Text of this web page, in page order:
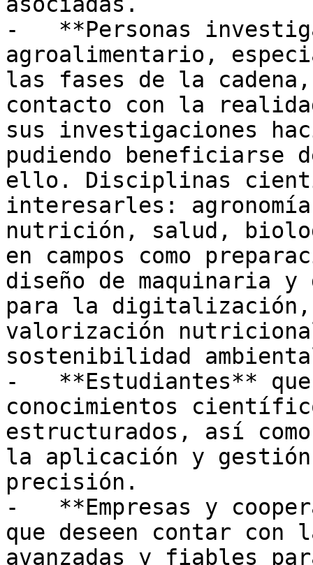
-   **Personas
agroalimentario,
las fases de la
contacto con la
sus investigaciones
pudiendo beneficiarse
ello. Disciplinas
interesarles:
nutrición, salud,
en campos como
diseño de maquinaria
para la
valorización
sostenibilidad
-   **Estudiantes** que
conocimientos
estructurados, así
la aplicación y
precisión.
-   **Empresas y
que deseen contar con
avanzadas y fiables